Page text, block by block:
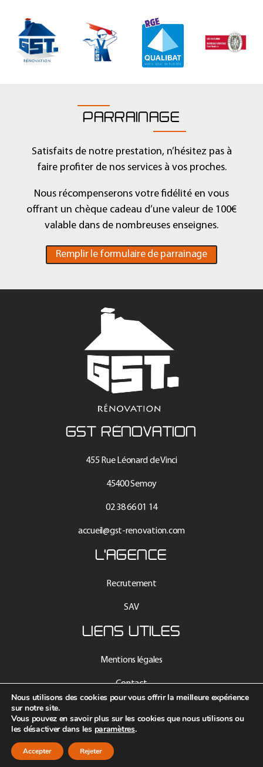
PARRAINAGE
Satisfaits de notre prestation, n’hésitez pas à
faire profiter de nos services à vos proches.
Nous récompenserons votre fidélité en vous
offrant un chèque cadeau d’une valeur de 100€
valable dans de nombreuses enseignes.
Remplir le formulaire de parrainage
GST RÉNOVATION
455 Rue Léonard de Vinci
45400 Semoy
02 38 66 01 14
accueil@gst-renovation.com
L'AGENCE
Recrutement
SAV
LIENS UTILES
Mentions légales
Contact
Intranet
Nous utilisons des cookies pour vous offrir la meilleure expérience
sur notre site.
Vous pouvez en savoir plus sur les cookies que nous utilisons ou
les désactiver dans les paramètres.
Accepter Rejeter